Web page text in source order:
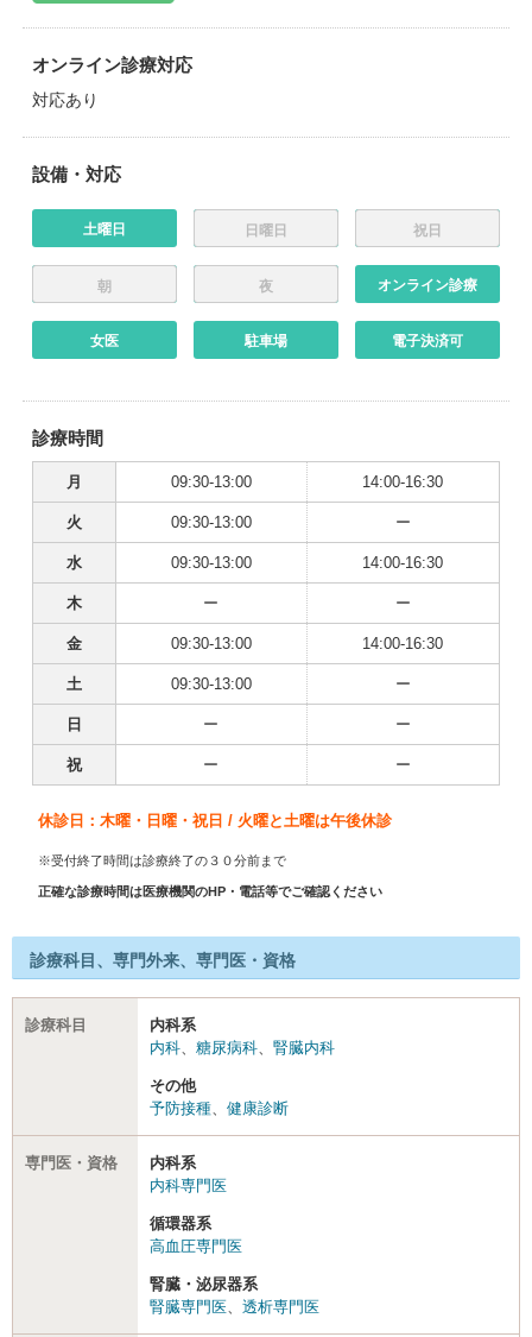
オンライン診療対応
対応あり
設備・対応
土曜日 日曜日 祝日
朝 夜 オンライン診療
女医 駐車場 電子決済可
診療時間
月 09:30-13:00 14:00-16:30
火 09:30-13:00 ー
水 09:30-13:00 14:00-16:30
木 ー ー
金 09:30-13:00 14:00-16:30
土 09:30-13:00 ー
日 ー ー
祝 ー ー
休診日：木曜・日曜・祝日 / 火曜と土曜は午後休診
※受付終了時間は診療終了の３０分前まで
正確な診療時間は医療機関のHP・電話等でご確認ください
診療科目、専門外来、専門医・資格
診療科目
内科系
内科
糖尿病科 腎臓内科
その他
予防接種
健康診断
専門医・資格
内科系
内科専門医
循環器系
高血圧専門医
腎臓・泌尿器系
腎臓専門医
透析専門医